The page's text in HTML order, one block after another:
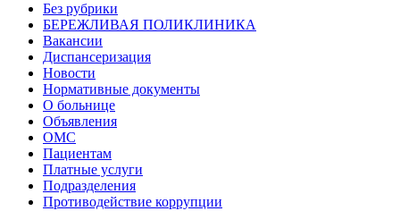
Без рубрики
БЕРЕЖЛИВАЯ ПОЛИКЛИНИКА
Вакансии
Диспансеризация
Новости
Нормативные документы
О больнице
Объявления
ОМС
Пациентам
Платные услуги
Подразделения
Противодействие коррупции